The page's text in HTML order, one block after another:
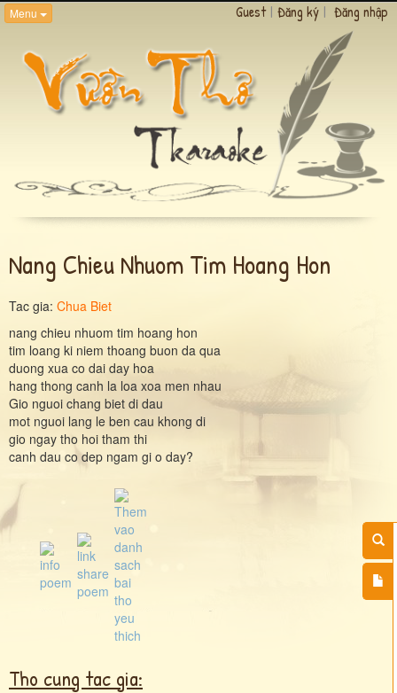
Menu Guest | Đăng ký | Đăng nhập
Nang Chieu Nhuom Tim Hoang Hon
Tac gia: Chua Biet
nang chieu nhuom tim hoang hon
tim loang ki niem thoang buon da qua
duong xua co dai day hoa
hang thong canh la loa xoa men nhau
Gio nguoi chang biet di dau
mot nguoi lang le ben cau khong di
gio ngay tho hoi tham thi
canh dau co dep ngam gi o day?
Tho cung tac gia: